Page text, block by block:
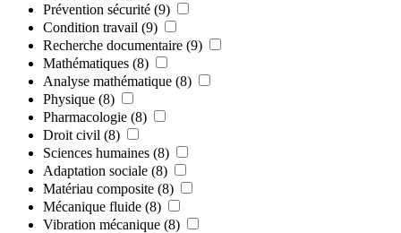
Prévention sécurité (9)
Condition travail (9)
Recherche documentaire (9)
Mathématiques (8)
Analyse mathématique (8)
Physique (8)
Pharmacologie (8)
Droit civil (8)
Sciences humaines (8)
Adaptation sociale (8)
Matériau composite (8)
Mécanique fluide (8)
Vibration mécanique (8)